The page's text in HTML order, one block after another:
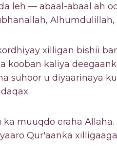
leh — abaal-abaal ah
Alhumdulillah,
xilligan bishii
kooban kaliya
suhoor u diyaarinaya
muuqdo eraha
Qur'aanka